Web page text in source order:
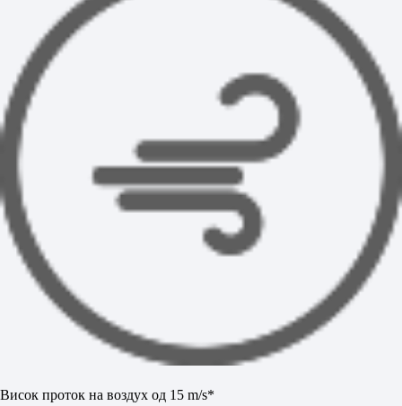
Висок проток на воздух од 15 m/s*